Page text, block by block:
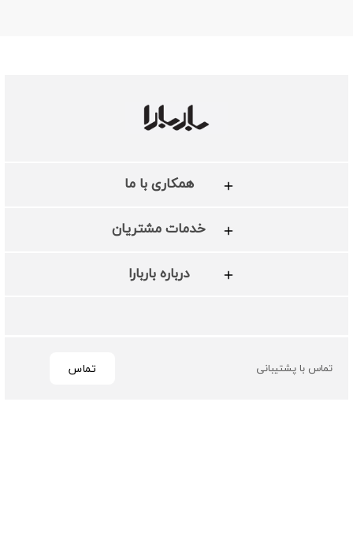
همکاری با ما
خدمات مشتریان
درباره باربارا
تماس با پشتیبانی تماس